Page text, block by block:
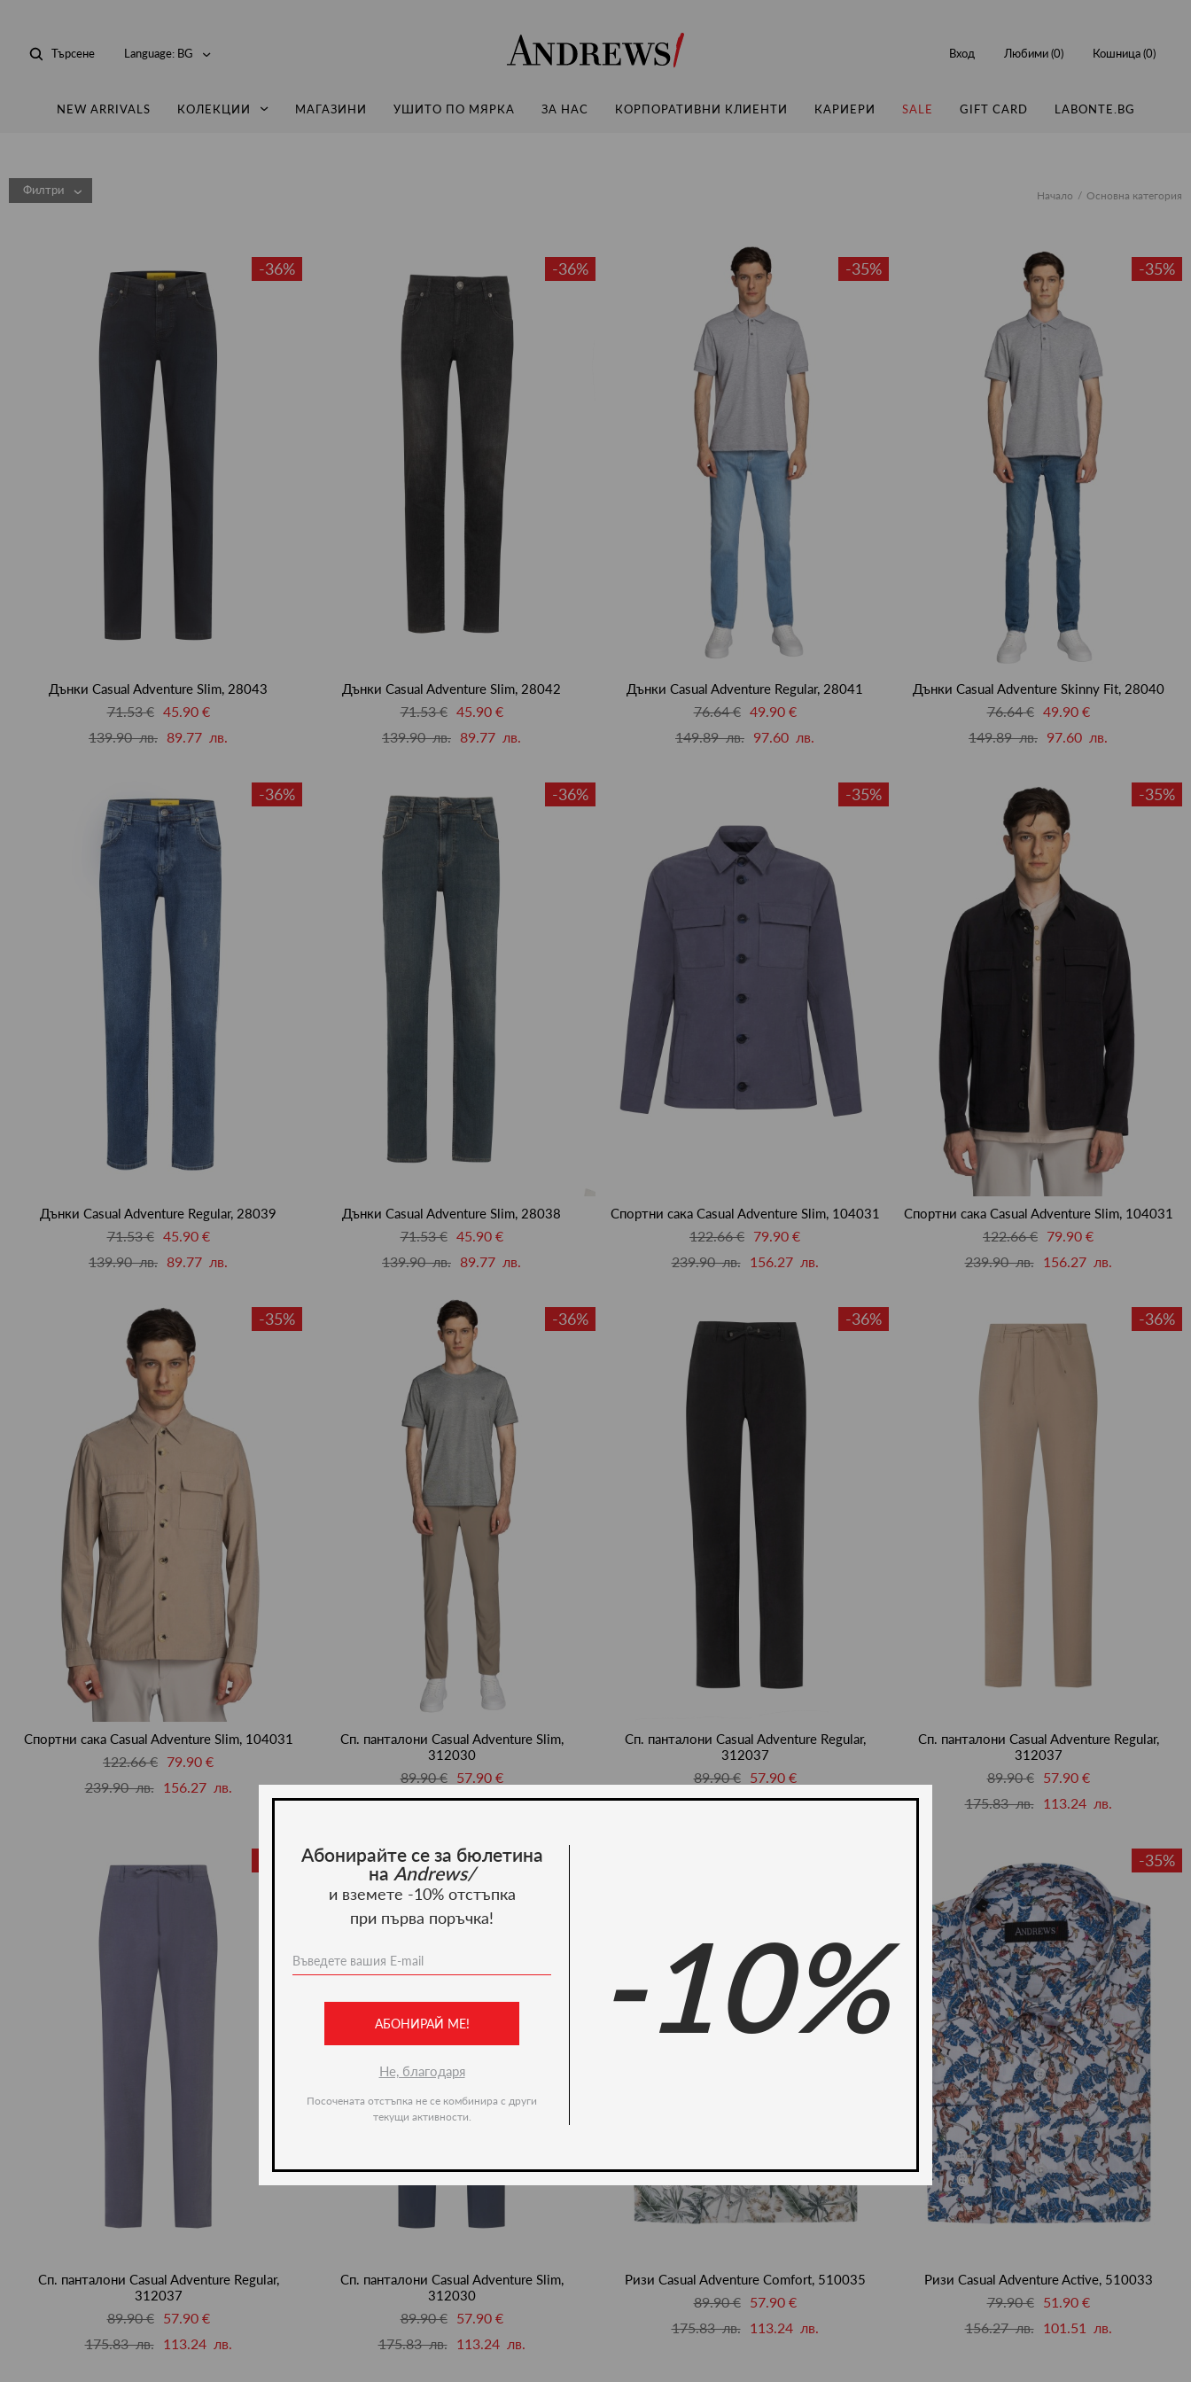
Andrews
Търсене Language: BG
NEW ARRIVALS КОЛЕКЦИИ МАГАЗИНИ УШИТО ПО МЯРКА ЗА НАС КОРПОРАТИВНИ КЛИЕНТИ КАРИЕРИ SALE GIFT CARD LABONTE.BG
Вход Любими (0) Кошница (0)
Филтри Начало Основна категория
-36%
Дънки Casual Adventure Slim, 28043
71.53 € 45.90 €
139.90 лв. 89.77 лв.
-36%
Дънки Casual Adventure Slim, 28042
71.53 € 45.90 €
139.90 лв. 89.77 лв.
-35%
Дънки Casual Adventure Regular, 28041
76.64 € 49.90 €
149.89 лв. 97.60 лв.
-35%
Дънки Casual Adventure Skinny Fit, 28040
76.64 € 49.90 €
149.89 лв. 97.60 лв.
-36%
Дънки Casual Adventure Regular, 28039
71.53 € 45.90 €
139.90 лв. 89.77 лв.
-36%
Дънки Casual Adventure Slim, 28038
71.53 € 45.90 €
139.90 лв. 89.77 лв.
-35%
Спортни сака Casual Adventure Slim, 104031
122.66 € 79.90 €
239.90 лв.
156.27 лв.
-35%
Спортни сака Casual Adventure Slim, 104031
122.66 € 79.90 €
239.90 лв.
156.27 лв.
-35%
Спортни сака Casual Adventure Slim, 104031
122.66 € 79.90 €
239.90 лв.
156.27 лв.
-36%
Сп. панталони Casual Adventure Slim,
312030
89.90 €
57.90 €
175.83 лв. 113.24 лв.
-36%
Сп. панталони Casual Adventure Regular,
312037
89.90 €
57.90 €
175.83 лв. 113.24 лв.
-36%
Сп. панталони Casual Adventure Regular,
312037
89.90 €
57.90 €
175.83 лв.
113.24 лв.
Сп. панталони Casual Adventure Regular,
312037
89.90 €
57.90 €
175.83 лв.
113.24 лв.
Сп. панталони Casual Adventure Slim,
312030
89.90 €
57.90 €
175.83 лв.
113.24 лв.
Ризи Casual Adventure Comfort, 510035
89.90 €
57.90 €
175.83 лв.
113.24 лв.
-35%
Ризи Casual Adventure Active, 510033
79.90 €
51.90 €
156.27 лв.
101.51 лв.
Абонирайте се за бюлетина
на Andrews/
и вземете -10% отстъпка
при първа поръчка!
АБОНИРАЙ МЕ!
Не, благодаря
Посочената отстъпка не се комбинира с други
текущи активности.
-10%